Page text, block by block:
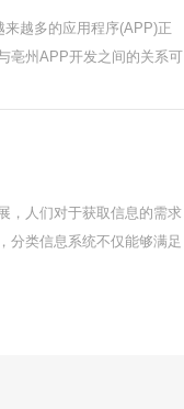
越多的应用程序(APP)正
亳州APP开发之间的关系可
以帮助APP
，人们对于获取信息的需求
分类信息系统不仅能够满足